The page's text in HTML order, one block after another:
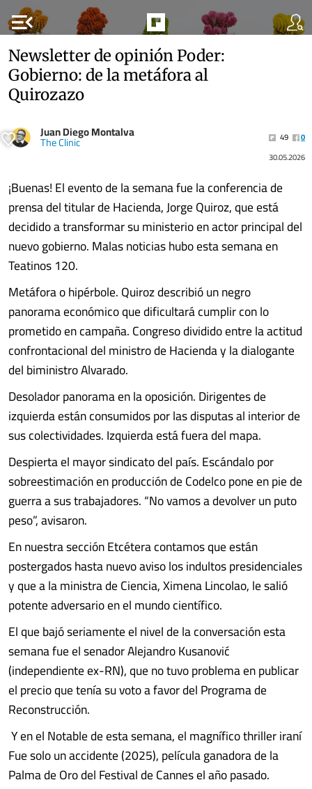
menu_open
Newsletter de opinión Poder:
Gobierno: de la metáfora al
Quirozazo
Juan Diego Montalva
The Clinic 49
0
30.05.2026
¡Buenas! El evento de la semana fue la conferencia de
prensa del titular de Hacienda, Jorge Quiroz, que está
decidido a transformar su ministerio en actor principal del
nuevo gobierno. Malas noticias hubo esta semana en
Teatinos 120.
Metáfora o hipérbole. Quiroz describió un negro
panorama económico que dificultará cumplir con lo
prometido en campaña. Congreso dividido entre la actitud
confrontacional del ministro de Hacienda y la dialogante
del biministro Alvarado.
Desolador panorama en la oposición. Dirigentes de
izquierda están consumidos por las disputas al interior de
sus colectividades. Izquierda está fuera del mapa.
Despierta el mayor sindicato del país. Escándalo por
sobreestimación en producción de Codelco pone en pie de
guerra a sus trabajadores. “No vamos a devolver un puto
peso”, avisaron.
En nuestra sección Etcétera contamos que están
postergados hasta nuevo aviso los indultos presidenciales
y que a la ministra de Ciencia, Ximena Lincolao, le salió
potente adversario en el mundo científico.
El que bajó seriamente el nivel de la conversación esta
semana fue el senador Alejandro Kusanović
(independiente ex-RN), que no tuvo problema en publicar
el precio que tenía su voto a favor del Programa de
Reconstrucción.
Y en el Notable de esta semana, el magnífico thriller iraní
Fue solo un accidente (2025), película ganadora de la
Palma de Oro del Festival de Cannes el año pasado.